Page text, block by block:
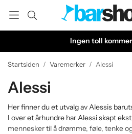
Ingen toll
Startsiden / Varemerker / Alessi
Alessi
Her finner du et utvalg av Alessis
I over et århundre har Alessi skapt
mennesker til å drømme, føle, tenke